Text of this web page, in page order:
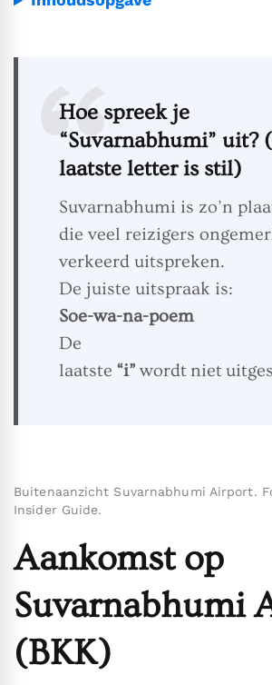
Hoe spreek je
“Suvarnabhumi” uit?
laatste letter is stil)
Suvarnabhumi is zo’n
die veel reizigers
verkeerd uitspreken.
De juiste uitspraak is:
Soe-wa-na-poem
De
laatste “i” wordt niet
Buitenaanzicht Suvarnabhumi Airport.
Insider Guide.
Aankomst op
Suvarnabhumi
(BKK)